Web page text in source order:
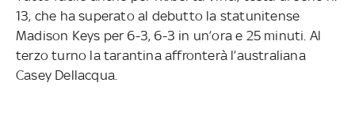
13, che ha superato al debutto la statunitense
Madison Keys per 6-3, 6-3 in un’ora e 25 minuti. Al
terzo turno la tarantina affronterà l’australiana
Casey Dellacqua.